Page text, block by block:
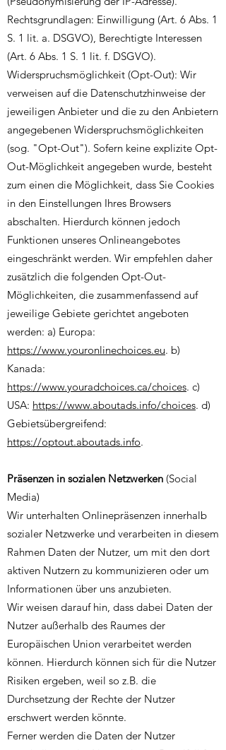
Rechtsgrundlagen: Einwilligung (Art. 6 Abs. 1
S. 1 lit. a. DSGVO), Berechtigte Interessen
(Art. 6 Abs. 1 S. 1 lit. f. DSGVO).
Widerspruchsmöglichkeit (Opt-Out): Wir
verweisen auf die Datenschutzhinweise der
jeweiligen Anbieter und die zu den Anbietern
angegebenen Widerspruchsmöglichkeiten
(sog. "Opt-Out"). Sofern keine explizite Opt-
Out-Möglichkeit angegeben wurde, besteht
zum einen die Möglichkeit, dass Sie Cookies
in den Einstellungen Ihres Browsers
abschalten. Hierdurch können jedoch
Funktionen unseres Onlineangebotes
eingeschränkt werden. Wir empfehlen daher
zusätzlich die folgenden Opt-Out-
Möglichkeiten, die zusammenfassend auf
jeweilige Gebiete gerichtet angeboten
werden: a) Europa:
https://www.youronlinechoices.eu. b)
Kanada:
https://www.youradchoices.ca/choices. c)
USA: https://www.aboutads.info/choices. d)
Gebietsübergreifend:
https://optout.aboutads.info.
Präsenzen in sozialen Netzwerken (Social
Media)
Wir unterhalten Onlinepräsenzen innerhalb
sozialer Netzwerke und verarbeiten in diesem
Rahmen Daten der Nutzer, um mit den dort
aktiven Nutzern zu kommunizieren oder um
Informationen über uns anzubieten.
Wir weisen darauf hin, dass dabei Daten der
Nutzer außerhalb des Raumes der
Europäischen Union verarbeitet werden
können. Hierdurch können sich für die Nutzer
Risiken ergeben, weil so z.B. die
Durchsetzung der Rechte der Nutzer
erschwert werden könnte.
Ferner werden die Daten der Nutzer